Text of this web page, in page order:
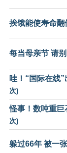
挨饿能使寿命翻
每当母亲节 请
哇！“国际在线
次)
怪事！数吨重
次)
躲过66年 被一